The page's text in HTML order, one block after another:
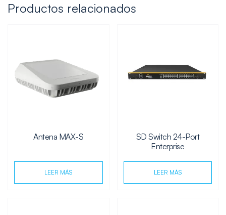
Productos relacionados
Antena MAX-S
LEER MÁS
SD Switch 24-Port
Enterprise
LEER MÁS